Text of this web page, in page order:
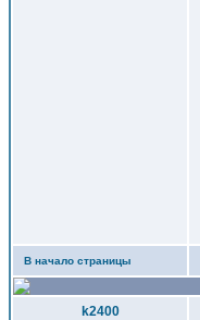
В начало страницы
k2400